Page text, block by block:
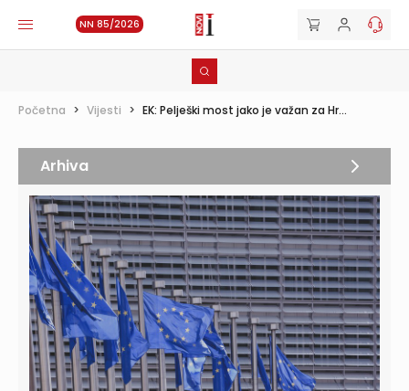
NN 85/2026
Početna > Vijesti > EK: Pelješki most jako je važan za Hr...
Arhiva